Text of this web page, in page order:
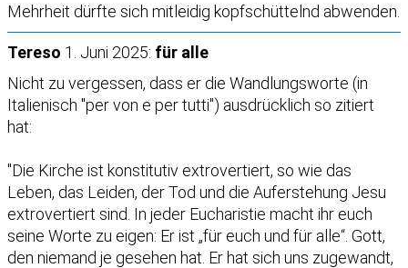
Mehrheit dürfte sich mitleidig kopfschüttelnd abwenden.
Tereso 1. Juni 2025: für alle
Nicht zu vergessen, dass er die Wandlungsworte (in
Italienisch "per von e per tutti") ausdrücklich so zitiert
hat:
"Die Kirche ist konstitutiv extrovertiert, so wie das
Leben, das Leiden, der Tod und die Auferstehung Jesu
extrovertiert sind. In jeder Eucharistie macht ihr euch
seine Worte zu eigen: Er ist „für euch und für alle“. Gott,
den niemand je gesehen hat. Er hat sich uns zugewandt,